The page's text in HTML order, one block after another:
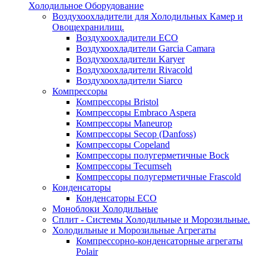
Холодильное Оборудование
Воздухоохладители для Холодильных Камер и
Овощехранилищ.
Воздухоохладители ECO
Воздухоохладители Garcia Camara
Воздухоохладители Karyer
Воздухоохладители Rivacold
Воздухоохладители Siarco
Компрессоры
Компрессоры Bristol
Компрессоры Embraco Aspera
Компрессоры Maneurop
Компрессоры Secop (Danfoss)
Компрессоры Copeland
Компрессоры полугерметичные Bock
Компрессоры Tecumseh
Компрессоры полугерметичные Frascold
Конденсаторы
Конденсаторы ECO
Моноблоки Холодильные
Сплит - Системы Холодильные и Морозильные.
Холодильные и Морозильные Агрегаты
Компрессорно-конденсаторные агрегаты
Polair